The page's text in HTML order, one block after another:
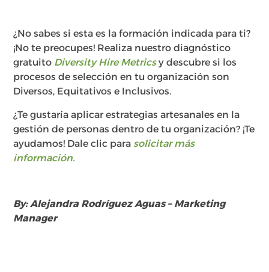
¿No sabes si esta es la formación indicada para ti?
¡No te preocupes! Realiza nuestro diagnóstico
gratuito Diversity Hire Metricsy descubre si los
procesos de selección en tu organización son
Diversos, Equitativos e Inclusivos.
¿Te gustaría aplicar estrategias artesanales en la
gestión de personas dentro de tu organización? ¡Te
ayudamos! Dale clic parasolicitar más
información.
By: Alejandra Rodríguez Aguas – Marketing
Manager